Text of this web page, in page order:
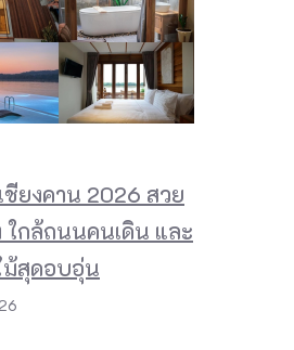
ยงคาน 2026 สวย
ใกล้ถนนคนเดิน และ
สุดอบอุ่น